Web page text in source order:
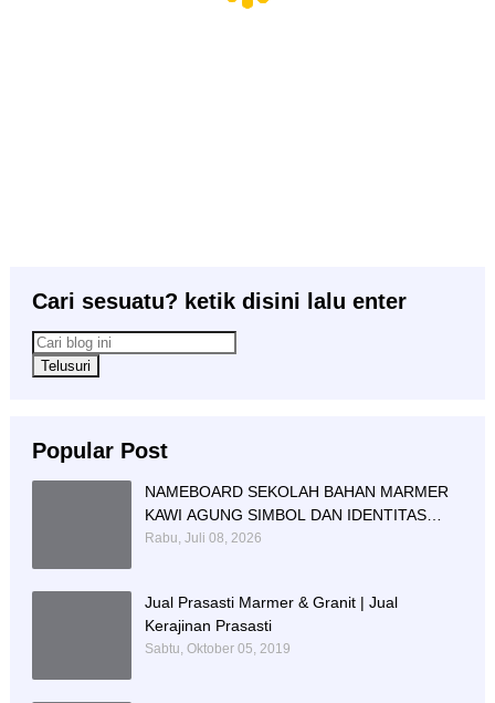
Cari sesuatu? ketik disini lalu enter
Popular Post
NAMEBOARD SEKOLAH BAHAN MARMER
KAWI AGUNG SIMBOL DAN IDENTITAS
PENDIDIKAN
Rabu, Juli 08, 2026
Jual Prasasti Marmer & Granit | Jual
Kerajinan Prasasti
Sabtu, Oktober 05, 2019